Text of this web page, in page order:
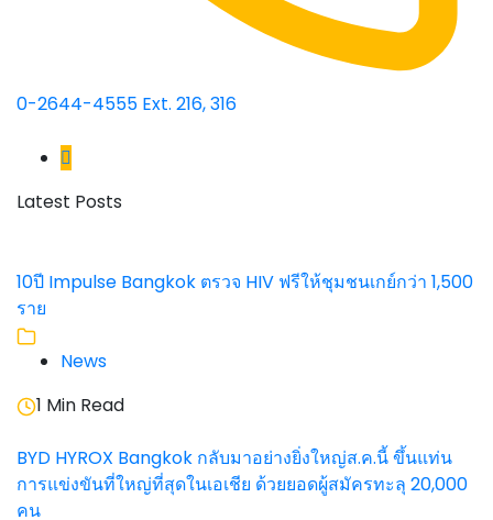
0-2644-4555 Ext. 216, 316
Latest Posts
10ปี Impulse Bangkok ตรวจ HIV ฟรีให้ชุมชนเกย์กว่า 1,500
ราย
News
1 Min Read
BYD HYROX Bangkok กลับมาอย่างยิ่งใหญ่ส.ค.นี้ ขึ้นแท่น
การแข่งขันที่ใหญ่ที่สุดในเอเชีย ด้วยยอดผู้สมัครทะลุ 20,000
คน